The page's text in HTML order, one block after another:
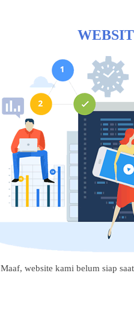
Maaf, website kami belum siap